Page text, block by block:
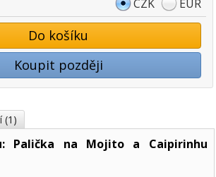
CZK EUR
Do košíku
Koupit později
(1)
Palička na Mojito a Caipirinhu